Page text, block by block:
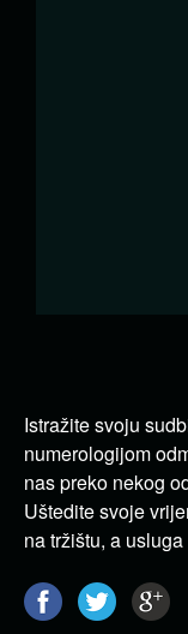
Istražite svoju
numerologijom
nas preko nekog
Uštedite svoje
na tržištu, a